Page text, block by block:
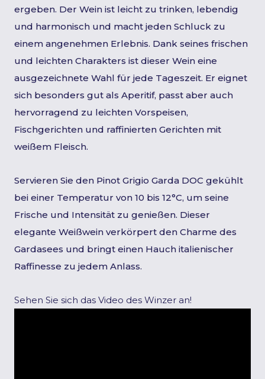
ergeben. Der Wein ist leicht zu trinken, lebendig
und harmonisch und macht jeden Schluck zu
einem angenehmen Erlebnis. Dank seines frischen
und leichten Charakters ist dieser Wein eine
ausgezeichnete Wahl für jede Tageszeit. Er eignet
sich besonders gut als Aperitif, passt aber auch
hervorragend zu leichten Vorspeisen,
Fischgerichten und raffinierten Gerichten mit
weißem Fleisch.
Servieren Sie den Pinot Grigio Garda DOC gekühlt
bei einer Temperatur von 10 bis 12°C, um seine
Frische und Intensität zu genießen. Dieser
elegante Weißwein verkörpert den Charme des
Gardasees und bringt einen Hauch italienischer
Raffinesse zu jedem Anlass.
Sehen Sie sich das Video des Winzer an!